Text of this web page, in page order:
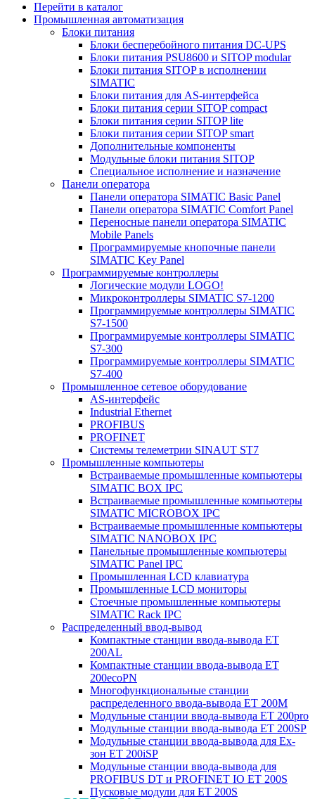
Перейти в каталог
Промышленная автоматизация
Блоки питания
Блоки бесперебойного питания DC-UPS
Блоки питания PSU8600 и SITOP modular
Блоки питания SITOP в исполнении
SIMATIC
Блоки питания для AS-интерфейса
Блоки питания серии SITOP compact
Блоки питания серии SITOP lite
Блоки питания серии SITOP smart
Дополнительные компоненты
Модульные блоки питания SITOP
Специальное исполнение и назначение
Панели оператора
Панели оператора SIMATIC Basic Panel
Панели оператора SIMATIC Comfort Panel
Переносные панели оператора SIMATIC
Mobile Panels
Программируемые кнопочные панели
SIMATIC Key Panel
Программируемые контроллеры
Логические модули LOGO!
Микроконтроллеры SIMATIC S7-1200
Программируемые контроллеры SIMATIC
S7-1500
Программируемые контроллеры SIMATIC
S7-300
Программируемые контроллеры SIMATIC
S7-400
Промышленное сетевое оборудование
AS-интерфейс
Industrial Ethernet
PROFIBUS
PROFINET
Системы телеметрии SINAUT ST7
Промышленные компьютеры
Встраиваемые промышленные компьютеры
SIMATIC BOX IPC
Встраиваемые промышленные компьютеры
SIMATIC MICROBOX IPC
Встраиваемые промышленные компьютеры
SIMATIC NANOBOX IPC
Панельные промышленные компьютеры
SIMATIC Panel IPC
Промышленная LCD клавиатура
Промышленные LCD мониторы
Стоечные промышленные компьютеры
SIMATIC Rack IPC
Распределенный ввод-вывод
Компактные станции ввода-вывода ET
200AL
Компактные станции ввода-вывода ET
200ecoPN
Многофункциональные станции
распределенного ввода-вывода ET 200M
Модульные станции ввода-вывода ET 200pro
Модульные станции ввода-вывода ET 200SP
Модульные станции ввода-вывода для Ex-
зон ET 200iSP
Модульные станции ввода-вывода для
PROFIBUS DT и PROFINET IO ET 200S
Пусковые модули для ET 200S